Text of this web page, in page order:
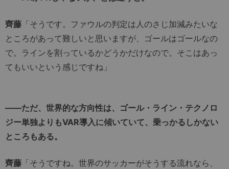
齊藤 「そうです。ファウルの判定は人のさじ加減みたいな
ところがあって難しいと思いますが、ゴールはゴールなの
で。ラインを割っているかどうかだけなので。そこはあっ
てもいいという感じですね」
――ただ、世界的な方向性は、ゴール・ライン・テクノロ
ジー単独よりもVAR導入に傾いていて、乗っかるしかない
ところもある。
齊藤 「そうですね。世界のサッカーがそうする流れなら、